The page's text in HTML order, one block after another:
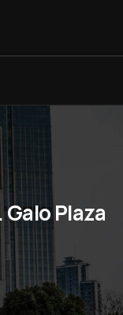
Galo Plaza